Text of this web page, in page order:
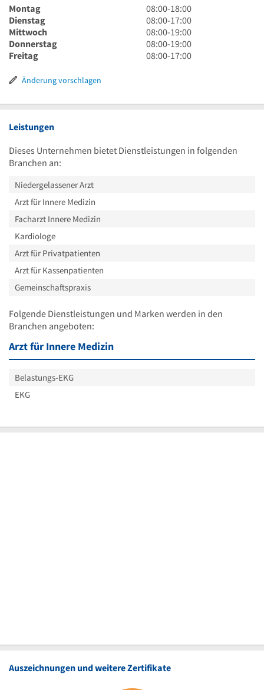
Montag
8
Uhr
bis
18
Uhr
08:00-18:00
Dienstag
8
Uhr
bis
17
08:00-17:00
Mittwoch
8
Uhr
bis
08:00-19:00
Donnerstag
8
Uhr
08:00-19:00
Freitag
8
Uhr
08:00-17:00
Änderung vorschlagen
Leistungen
Dieses Unternehmen bietet Dienstleistungen in folgenden
Branchen an:
Niedergelassener Arzt
Arzt für Innere Medizin
Facharzt Innere Medizin
Kardiologe
Arzt für Privatpatienten
Arzt für Kassenpatienten
Gemeinschaftspraxis
Folgende Dienstleistungen und Marken werden in den
Branchen angeboten:
Arzt für Innere Medizin
Belastungs-EKG
EKG
Auszeichnungen und weitere Zertifikate